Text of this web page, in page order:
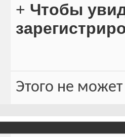
+ Чтобы
Этого не